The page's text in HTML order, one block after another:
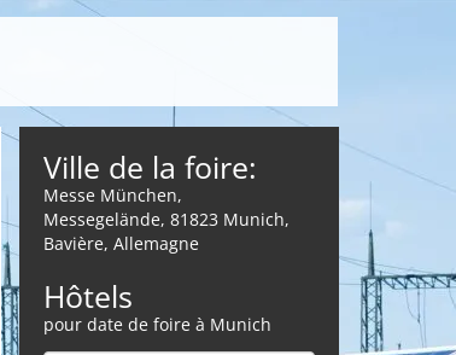
Ville de la foire:
Messe München,
Messegelände, 81823 Munich,
Bavière, Allemagne
Hôtels
pour date de foire à Munich